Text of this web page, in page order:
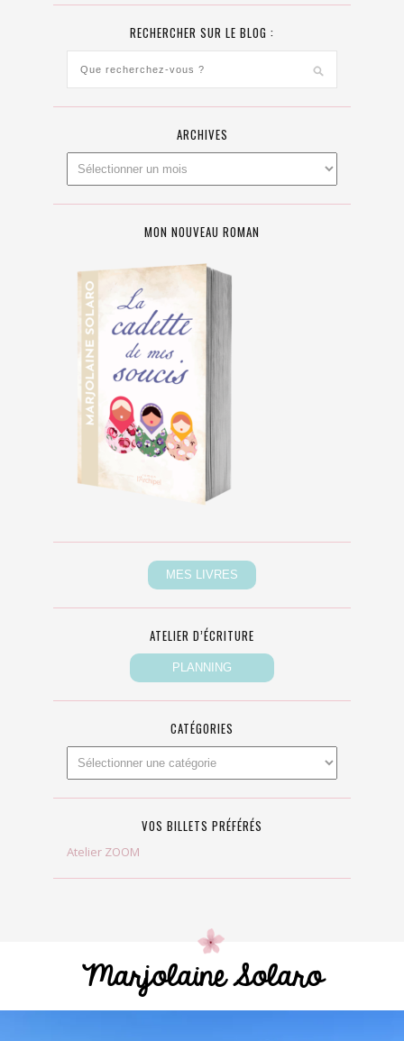
RECHERCHER SUR LE BLOG :
ARCHIVES
MON NOUVEAU ROMAN
ATELIER D’ÉCRITURE
CATÉGORIES
VOS BILLETS PRÉFÉRÉS
Atelier ZOOM
Marjolaine Solaro